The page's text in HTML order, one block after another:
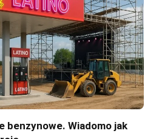
benzynowe. Wiadomo jak